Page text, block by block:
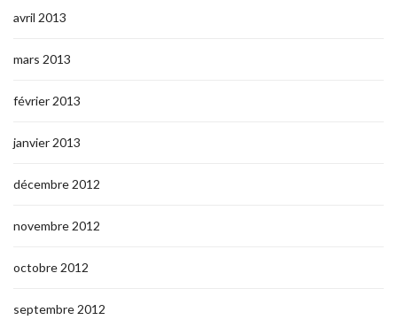
avril 2013
mars 2013
février 2013
janvier 2013
décembre 2012
novembre 2012
octobre 2012
septembre 2012